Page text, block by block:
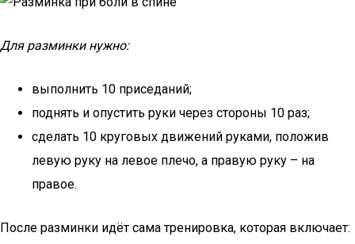
Для разминки нужно:
выполнить 10 приседаний;
поднять и опустить руки через стороны 10 раз;
сделать 10 круговых движений руками, положив
левую руку на левое плечо, а правую руку – на
правое.
После разминки идёт сама тренировка, которая включает: